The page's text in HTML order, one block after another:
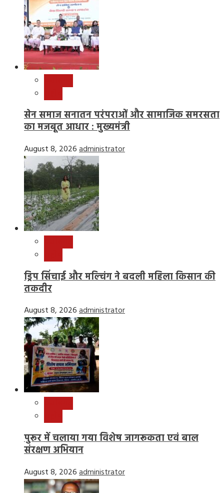
सेन समाज सनातन परंपराओं और सामाजिक समरसता
का मजबूत आधार : मुख्यमंत्री
August 8, 2026administrator
ड्रिप सिंचाई और मल्चिंग ने बदली महिला किसान की
तकदीर
August 8, 2026administrator
पुरूर में चलाया गया विशेष जागरूकता एवं बाल
संरक्षण अभियान
August 8, 2026administrator